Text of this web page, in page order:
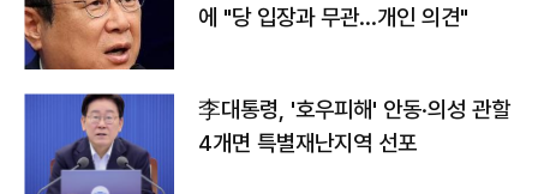
에 "당 입장과 무관…개인 의견"
李대통령, '호우피해' 안동·의성 관할
4개면 특별재난지역 선포